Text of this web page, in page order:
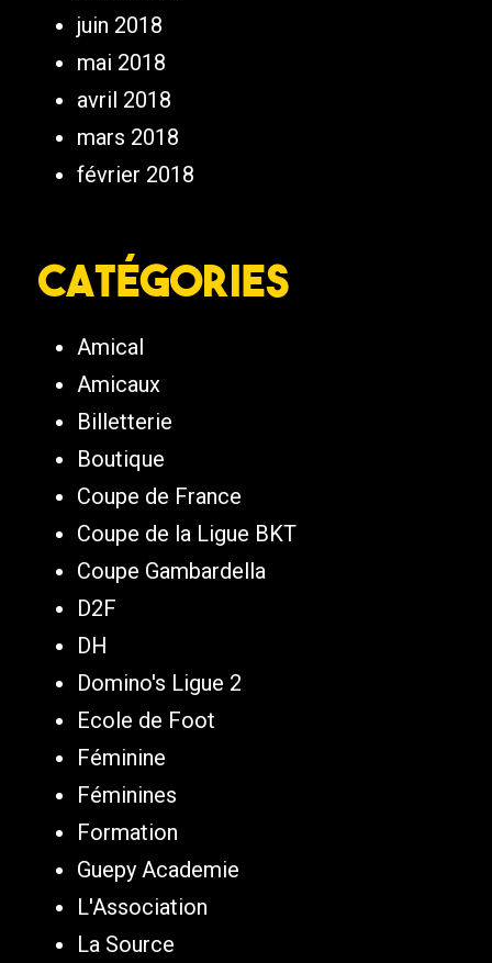
juin 2018
mai 2018
avril 2018
mars 2018
février 2018
Catégories
Amical
Amicaux
Billetterie
Boutique
Coupe de France
Coupe de la Ligue BKT
Coupe Gambardella
D2F
DH
Domino's Ligue 2
Ecole de Foot
Féminine
Féminines
Formation
Guepy Academie
L'Association
La Source